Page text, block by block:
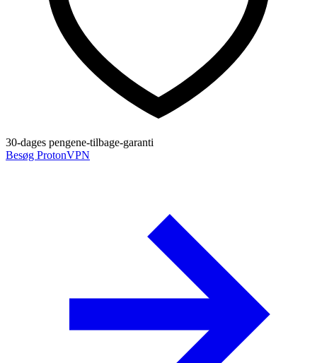
30-dages pengene-tilbage-garanti
Besøg ProtonVPN